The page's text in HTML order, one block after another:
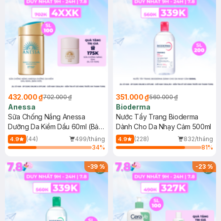
432.000 ₫702.000 ₫
Anessa
Sữa Chống Nắng Anessa
Dưỡng Da Kiềm Dầu 60ml (Bản
Mới)
4.9 (44)
499/tháng
34%
351.000 ₫560.000 ₫
Bioderma
Nước Tẩy Trang Bioderma
Dành Cho Da Nhạy Cảm 500ml
4.9 (228)
832/tháng
81%
-39% -23%